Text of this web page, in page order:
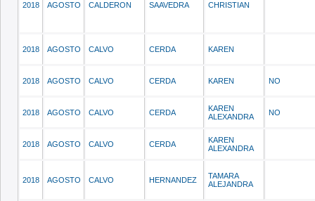
2018 AGOSTO CALDERON SAAVEDRA CHRISTIAN
2018 AGOSTO CALVO CERDA KAREN
2018 AGOSTO CALVO CERDA KAREN NO
2018 AGOSTO CALVO CERDA
KAREN
ALEXANDRA
NO
2018 AGOSTO CALVO CERDA
KAREN
ALEXANDRA
2018 AGOSTO CALVO HERNANDEZ
TAMARA
ALEJANDRA